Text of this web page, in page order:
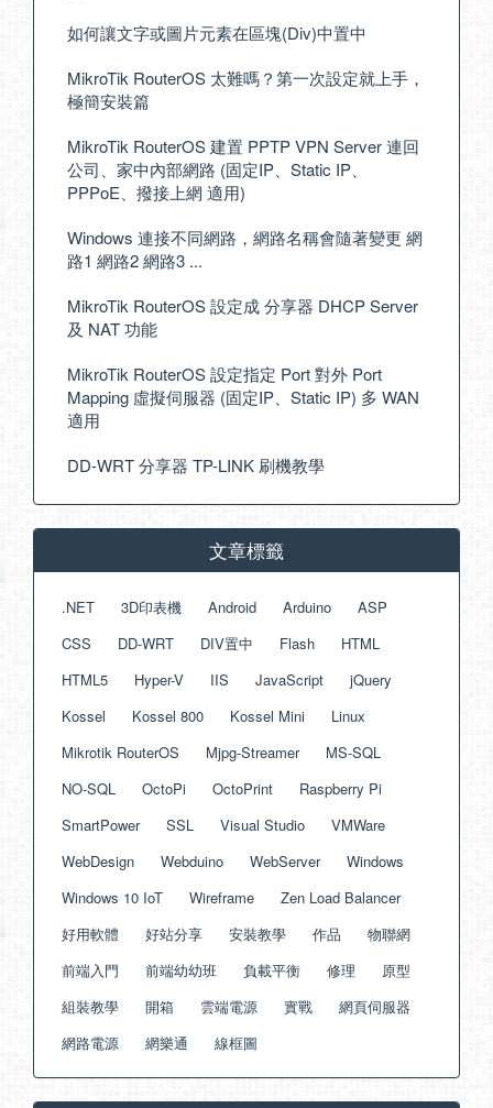
如何讓文字或圖片元素在區塊(Div)中置中
MikroTik RouterOS 太難嗎？第一次設定就上手，
極簡安裝篇
MikroTik RouterOS 建置 PPTP VPN Server 連回
公司、家中內部網路 (固定IP、Static IP、
PPPoE、撥接上網 適用)
Windows 連接不同網路，網路名稱會隨著變更 網
路1 網路2 網路3 ...
MikroTik RouterOS 設定成 分享器 DHCP Server
及 NAT 功能
MikroTik RouterOS 設定指定 Port 對外 Port
Mapping 虛擬伺服器 (固定IP、Static IP) 多 WAN
適用
DD-WRT 分享器 TP-LINK 刷機教學
文章標籤
.NET 3D印表機 Android Arduino
ASP
CSS
DD-WRT DIV置中 Flash
HTML
HTML5
Hyper-V IIS JavaScript
jQuery
Kossel
Kossel 800 Kossel Mini
Linux
Mikrotik RouterOS
Mjpg-Streamer
MS-SQL
NO-SQL
OctoPi OctoPrint
Raspberry Pi
SmartPower
SSL Visual Studio
VMWare
WebDesign
Webduino WebServer
Windows
Windows 10 IoT
Wireframe
Zen Load Balancer
好用軟體
好站分享 安裝教學 作品
物聯網
前端入門
前端幼幼班 負載平衡 修理
原型
組裝教學
開箱 雲端電源 實戰
網頁伺服器
網路電源
網樂通 線框圖